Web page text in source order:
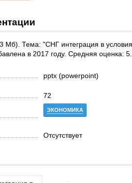
Мб). Тема: "СНГ интеграция в
в 2017 году. Средняя оценка:
pptx (powerpoint)
72
ЭКОНОМИКА
Отсутствует